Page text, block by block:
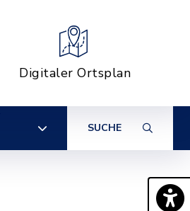
Digitaler Ortsplan
SUCHE